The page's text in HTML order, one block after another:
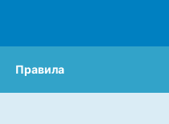
Правила